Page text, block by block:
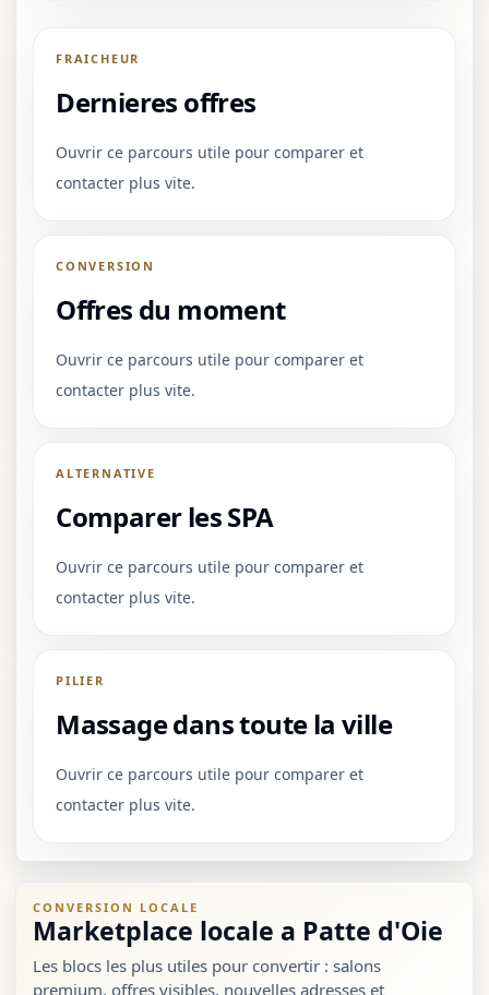
FRAICHEUR
Dernieres offres
Ouvrir ce parcours utile pour comparer et
contacter plus vite.
CONVERSION
Offres du moment
Ouvrir ce parcours utile pour comparer et
contacter plus vite.
ALTERNATIVE
Comparer les SPA
Ouvrir ce parcours utile pour comparer et
contacter plus vite.
PILIER
Massage dans toute la ville
Ouvrir ce parcours utile pour comparer et
contacter plus vite.
CONVERSION LOCALE
Marketplace locale a Patte d'Oie
Les blocs les plus utiles pour convertir : salons
premium, offres visibles, nouvelles adresses et